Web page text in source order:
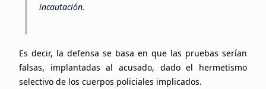
incautación.
Es decir, la defensa se basa en que las pruebas serían
falsas, implantadas al acusado, dado el hermetismo
selectivo de los cuerpos policiales implicados.